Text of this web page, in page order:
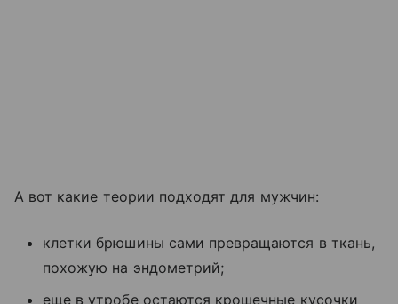
А вот какие теории подходят для мужчин:
клетки брюшины сами превращаются в ткань,
похожую на эндометрий;
еще в утробе остаются крошечные кусочки